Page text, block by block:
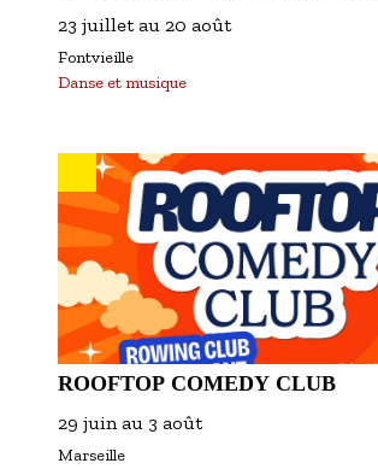
23 juillet au 20 août
Fontvieille
Danse et musique
ROOFTOP COMEDY CLUB
29 juin au 3 août
Marseille